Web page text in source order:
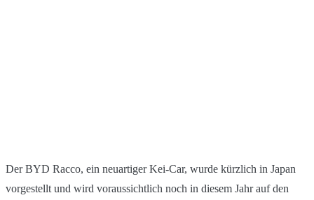
Der BYD Racco, ein neuartiger Kei-Car, wurde kürzlich in Japan
vorgestellt und wird voraussichtlich noch in diesem Jahr auf den